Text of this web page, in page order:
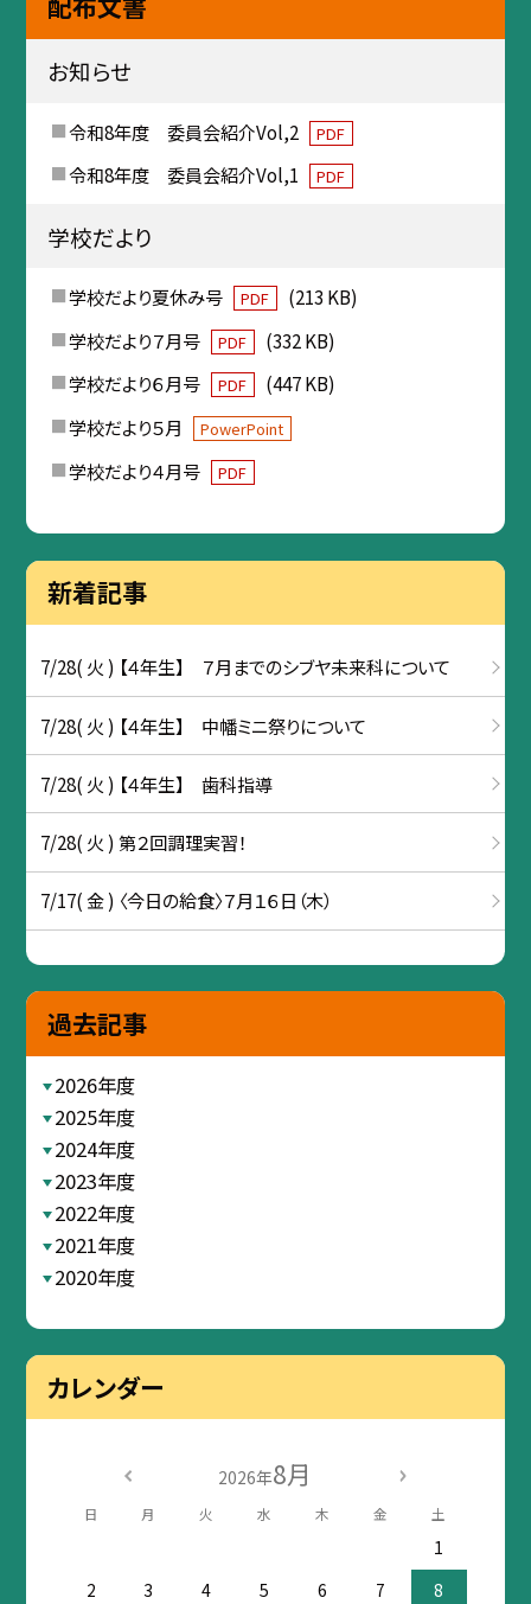
お知らせ
令和8年度 委員会紹介Vol,2 PDF
令和8年度 委員会紹介Vol,1 PDF
学校だより
学校だより夏休み号 PDF
(213 KB)
学校だより７月号
PDF
(332 KB)
学校だより６月号
PDF
(447 KB)
学校だより５月
PowerPoint
学校だより４月号 PDF
新着記事
7/28( 火 ) 【４年生】 ７月までのシブヤ未来科について
7/28( 火 ) 【４年生】 中幡ミニ祭りについて
7/28( 火 ) 【４年生】 歯科指導
7/28( 火 ) 第２回調理実習！
7/17( 金 ) 〈今日の給食〉７月１６日（木）
過去記事
2026年度
2025年度
2024年度
2023年度
2022年度
2021年度
2020年度
カレンダー
2026年8月
日 月 火 水 木 金 土
1
2
3 4 5 6 7
8